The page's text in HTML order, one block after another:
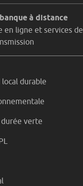
à distance
en ligne et services de
durable
verte